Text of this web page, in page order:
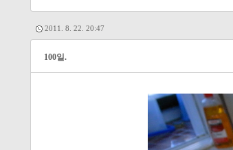
2011. 8. 22. 20:47
100일.